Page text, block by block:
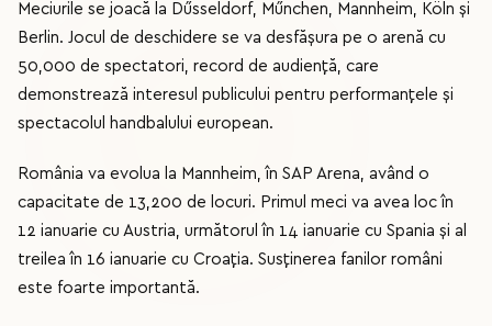
Meciurile se joacă la Dűsseldorf, Műnchen, Mannheim, Köln și
Berlin. Jocul de deschidere se va desfășura pe o arenă cu
50,000 de spectatori, record de audiență, care
demonstrează interesul publicului pentru performanțele și
spectacolul handbalului european.
România va evolua la Mannheim, în SAP Arena, având o
capacitate de 13,200 de locuri. Primul meci va avea loc în
12 ianuarie cu Austria, următorul în 14 ianuarie cu Spania și al
treilea în 16 ianuarie cu Croația. Susținerea fanilor români
este foarte importantă.